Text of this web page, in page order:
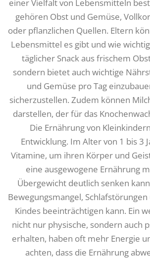
einer Vielfalt von Lebensmitteln
gehören Obst und Gemüse,
oder pflanzlichen Quellen. Eltern
Lebensmittel es gibt und wie
täglicher Snack aus frischem
sondern bietet auch wichtige
und Gemüse pro Tag
sicherzustellen. Zudem können
darstellen, der für das
Die Ernährung von
Entwicklung. Im Alter von 1 bis
Vitamine, um ihren Körper und
eine ausgewogene Ernährung
Übergewicht deutlich senken
Bewegungsmangel,
Kindes beeinträchtigen kann. Ein
nicht nur physische, sondern auch
erhalten, haben oft mehr Energie
achten, dass die Ernährung